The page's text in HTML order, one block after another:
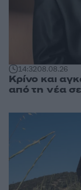
14:3208.08.26
Κρίνο και
από τη νέα